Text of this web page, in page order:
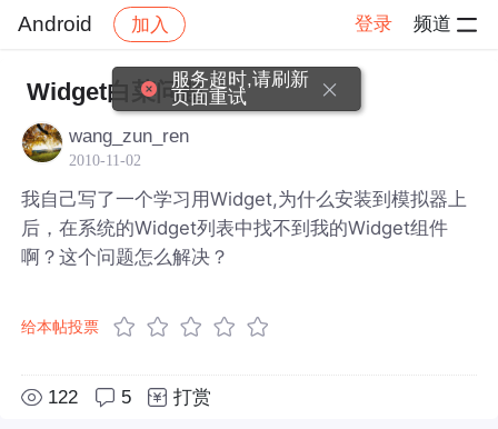
Android 加入 登录 频道
社区 Android 帖子详情
Widget白菜问题
wang_zun_ren
2010-11-02
我自己写了一个学习用Widget,为什么安装到模拟器上
后，在系统的Widget列表中找不到我的Widget组件
啊？这个问题怎么解决？
给本帖投票
122 5 打赏
服务超时,请刷新
页面重试